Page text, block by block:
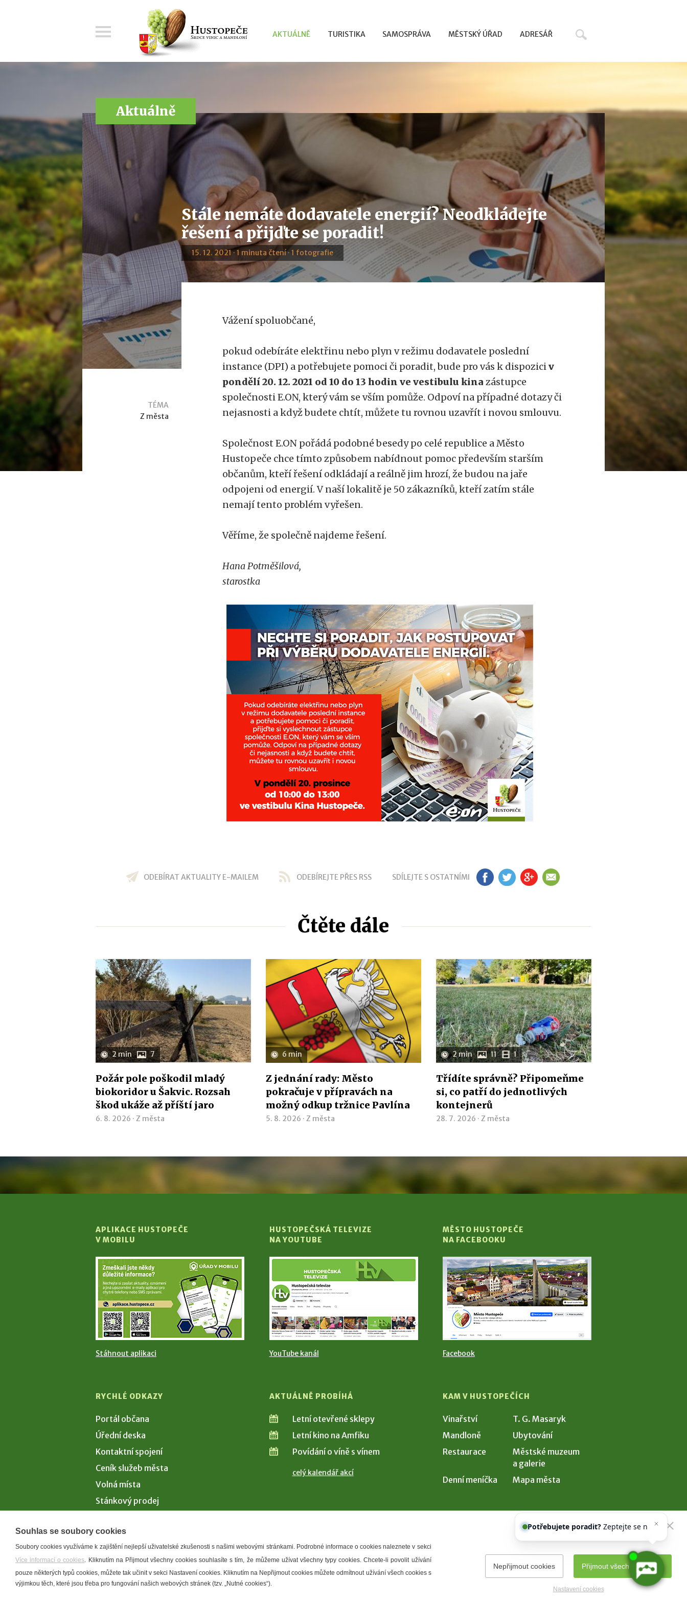
AKTUÁLNĚ TURISTIKA SAMOSPRÁVA MĚSTSKÝ ÚŘAD ADRESÁŘ
Aktuálně
Stále nemáte dodavatele energií? Neodkládejte
řešení a přijďte se poradit!
15. 12. 2021 · 1 minuta čtení · 1 fotografie
TÉMA
Z města
Vážení spoluobčané,
pokud odebíráte elektřinu nebo plyn v režimu dodavatele poslední
instance (DPI) a potřebujete pomoci či poradit, bude pro vás k dispoziciv
pondělí 20. 12. 2021 od 10 do 13 hodin ve vestibulu kina zástupce
společnosti E.ON, který vám se vším pomůže. Odpoví na případné dotazy či
nejasnosti a když budete chtít, můžete tu rovnou uzavřít i novou smlouvu.
Společnost E.ON pořádá podobné besedy po celé republice a Město
Hustopeče chce tímto způsobem nabídnout pomoc především starším
občanům, kteří řešení odkládají a reálně jim hrozí, že budou na jaře
odpojeni od energií. V naší lokalitě je 50 zákazníků, kteří zatím stále
nemají tento problém vyřešen.
Věříme, že společně najdeme řešení.
Hana Potměšilová,
starostka
ODEBÍRAT AKTUALITY E-MAILEM ODEBÍREJTE PŘES RSS SDÍLEJTE S OSTATNÍMI FB TW GP EM
Čtěte dále
2 min 7
Požár pole poškodil mladý
biokoridor u Šakvic. Rozsah
škod ukáže až příští jaro
6. 8. 2026 · Z města
6 min
Z jednání rady: Město
pokračuje v přípravách na
možný odkup tržnice Pavlína
5. 8. 2026 ·Z města
2 min 11 1
Třídíte správně? Připomeňme
si, co patří do jednotlivých
kontejnerů
28. 7. 2026 ·Z města
APLIKACE HUSTOPEČE
V MOBILU
Stáhnout aplikaci
HUSTOPEČSKÁ TELEVIZE
NA YOUTUBE
YouTube kanál
MĚSTO HUSTOPEČE
NA FACEBOOKU
Facebook
RYCHLÉ ODKAZY
Portál občana
Úřední deska
Kontaktní spojení
Ceník služeb města
Volná místa
Stánkový prodej
AKTUÁLNĚ PROBÍHÁ
Letní otevřené sklepy
Letní kino na Amfiku
Povídání o víně s vínem
celý kalendář akcí
KAM V HUSTOPEČÍCH
Vinařství
T. G. Masaryk
Mandloně
Ubytování
Restaurace
Městské muzeum
a galerie
Denní meníčka
Mapa města
Souhlas se soubory cookies
Soubory cookies využíváme k zajištění nejlepší uživatelské zkušenosti s našimi webovými stránkami. Podrobné informace o cookies naleznete v sekci
Více informací o cookies. Kliknutím na Přijmout všechny cookies souhlasíte s tím, že můžeme užívat všechny typy cookies. Chcete-li povolit užívání
pouze některých typů cookies, můžete tak učinit v sekci Nastavení cookies. Kliknutím na Nepřijmout cookies můžete odmítnout užívání všech cookies s
výjimkou těch, které jsou třeba pro fungování našich webových stránek (tzv. „Nutné cookies“).
Přijmout všechny cookies
Nepřijmout cookies
Nastavení cookies
našeho asistenta Chettyho.